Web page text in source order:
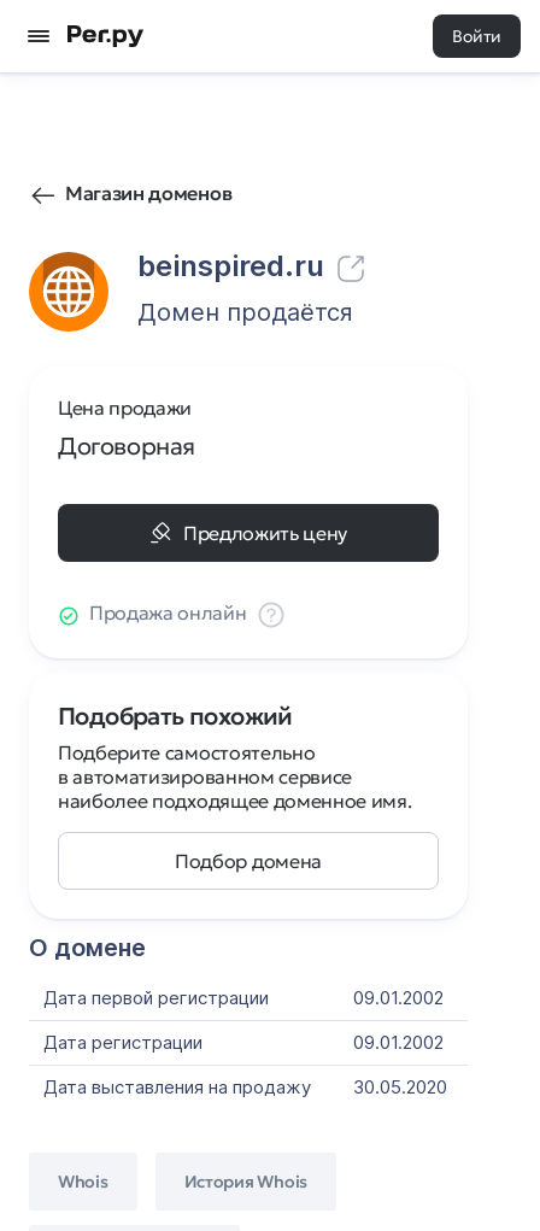
Войти
Магазин доменов
beinspired.ru
117 0
Домен продаётся
О домене
Дата первой регистрации
09.01.2002
Дата регистрации
09.01.2002
Дата выставления на продажу
30.05.2020
Whois История Whois
Цена продажи
Договорная
Предложить цену
Продажа онлайн
Подобрать похожий
Подберите самостоятельно
в автоматизированном сервисе
наиболее подходящее доменное имя.
Подбор домена